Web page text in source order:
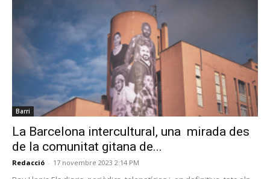
Barri
La Barcelona intercultural, una mirada des
de la comunitat gitana de...
Redacció - 17 novembre 2023 2:14 PM